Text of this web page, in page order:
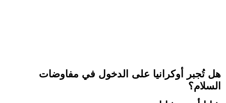
هل تُجبر أوكرانيا على الدخول في مفاوضات
السلام؟